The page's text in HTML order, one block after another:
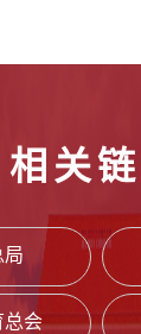
相关
局
总会